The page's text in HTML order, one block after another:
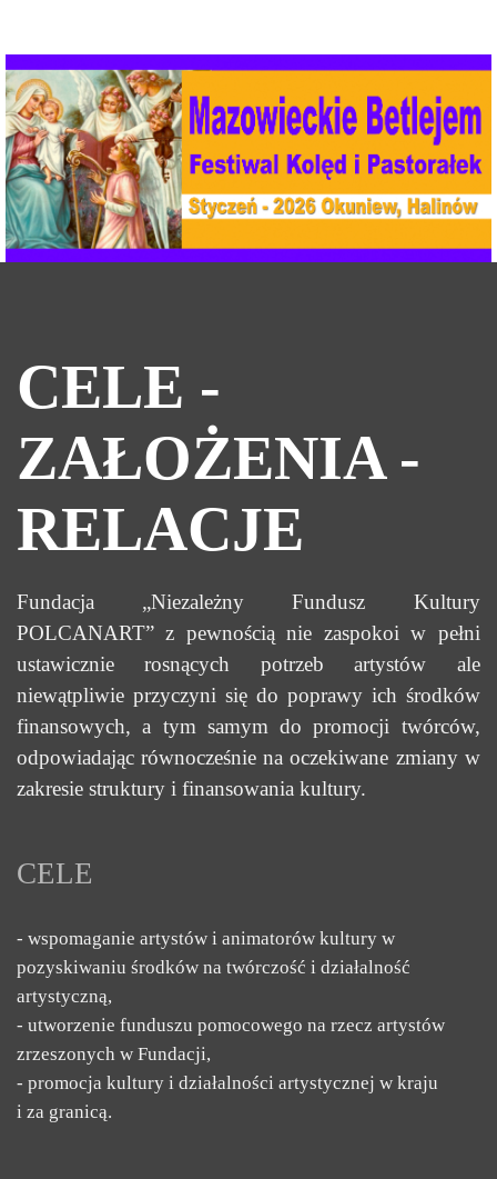
CELE -
ZAŁOŻENIA -
RELACJE
Fundacja „Niezależny Fundusz Kultury
POLCANART” z pewnością nie zaspokoi w pełni
ustawicznie rosnących potrzeb artystów ale
niewątpliwie przyczyni się do poprawy ich środków
finansowych, a tym samym do promocji twórców,
odpowiadając równocześnie na oczekiwane zmiany w
zakresie struktury i finansowania kultury.
CELE
- wspomaganie artystów i animatorów kultury w
pozyskiwaniu środków na twórczość i działalność
artystyczną,
- utworzenie funduszu pomocowego na rzecz artystów
zrzeszonych w Fundacji,
- promocja kultury i działalności artystycznej w kraju
i za granicą.